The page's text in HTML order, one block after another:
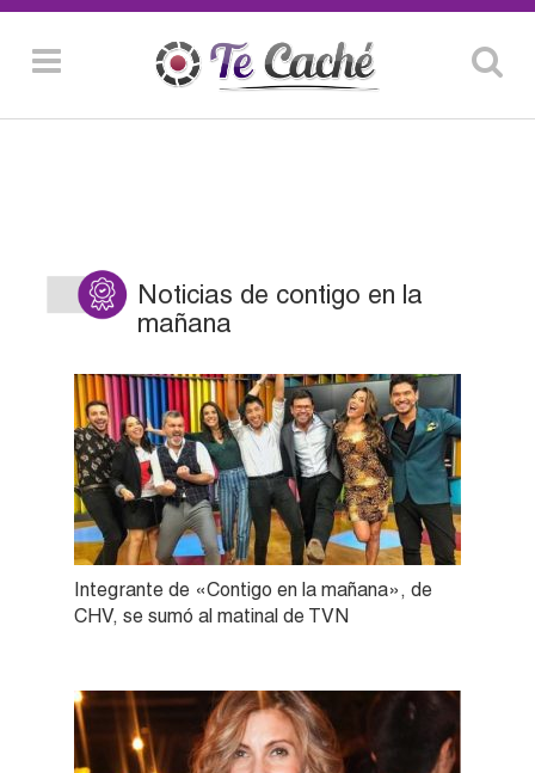
Noticias de contigo en la
mañana
Integrante de «Contigo en la mañana», de
CHV, se sumó al matinal de TVN